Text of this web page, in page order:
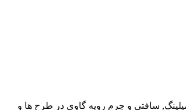
سافتی و چرم رویه گاوی در طرح ها و